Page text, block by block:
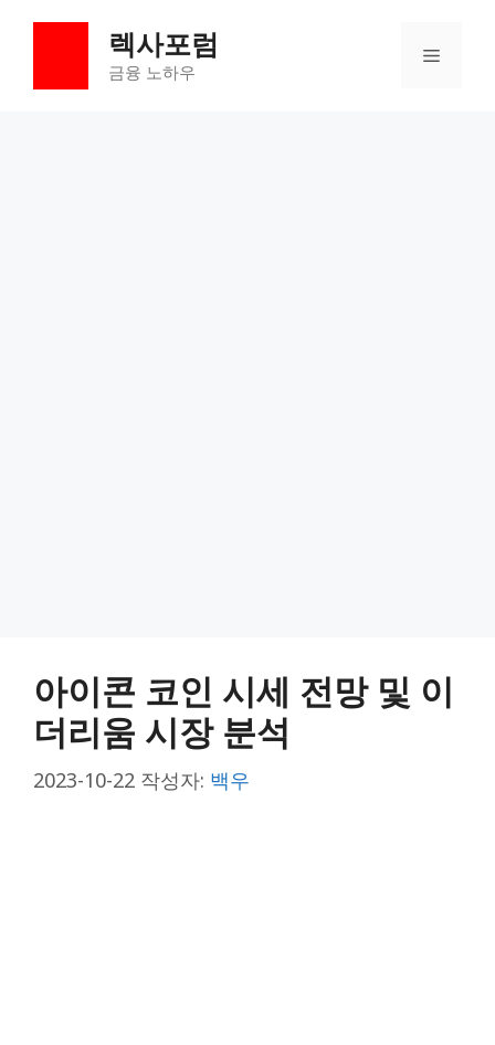
렉사포럼
금융 노하우
메
아이콘 코인 시세 전망 및 이
더리움 시장 분석
2023-10-22 작성자: 백우